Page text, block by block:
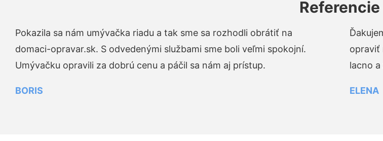
Referencie
Pokazila sa nám umývačka riadu a tak sme sa rozhodli obrátiť na
domaci-opravar.sk. S odvedenými službami sme boli veľmi spokojní.
Umývačku opravili za dobrú cenu a páčil sa nám aj prístup.
BORIS
opraviť
lacno
ELENA